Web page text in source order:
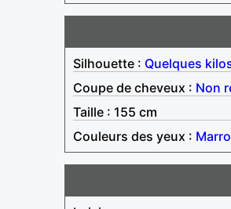
Silhouette : Quelques
Coupe de cheveux : Non
Taille : 155 cm
Couleurs des yeux :